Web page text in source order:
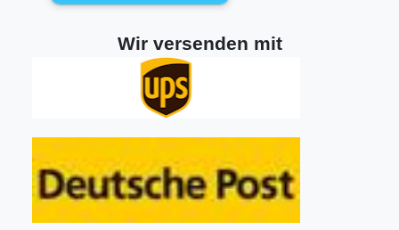
Wir versenden mit